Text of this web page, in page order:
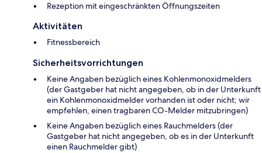
Rezeption mit eingeschränkten Öffnungszeiten
Aktivitäten
Fitnessbereich
Sicherheitsvorrichtungen
Keine Angaben bezüglich eines Kohlenmonoxidmelders
(der Gastgeber hat nicht angegeben, ob in der Unterkunft
ein Kohlenmonoxidmelder vorhanden ist oder nicht; wir
empfehlen, einen tragbaren CO-Melder mitzubringen)
Keine Angaben bezüglich eines Rauchmelders (der
Gastgeber hat nicht angegeben, ob es in der Unterkunft
einen Rauchmelder gibt)